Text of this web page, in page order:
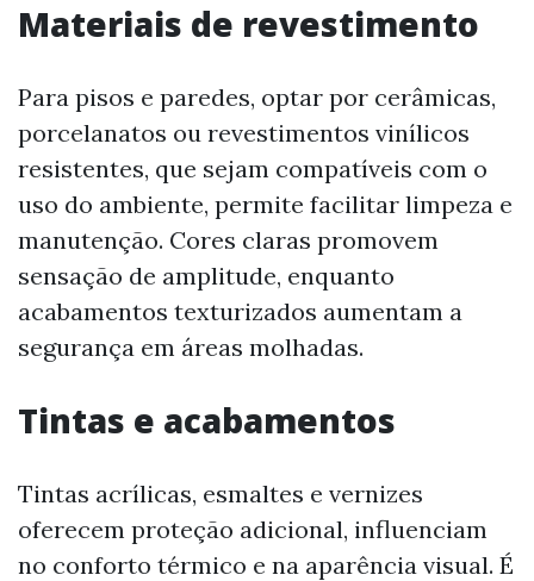
Materiais de revestimento
Para pisos e paredes, optar por cerâmicas,
porcelanatos ou revestimentos vinílicos
resistentes, que sejam compatíveis com o
uso do ambiente, permite facilitar limpeza e
manutenção. Cores claras promovem
sensação de amplitude, enquanto
acabamentos texturizados aumentam a
segurança em áreas molhadas.
Tintas e acabamentos
Tintas acrílicas, esmaltes e vernizes
oferecem proteção adicional, influenciam
no conforto térmico e na aparência visual. É